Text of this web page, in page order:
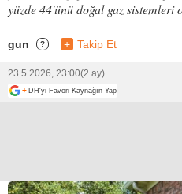
yüzde 44'ünü doğal gaz sistemleri
gun ? + Takip Et
23.5.2026, 23:00(2 ay)
+ DH'yi Favori Kaynağın Yap